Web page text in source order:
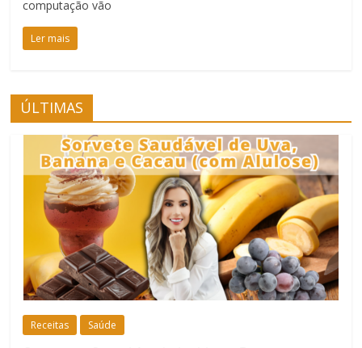
computação vão
Ler mais
ÚLTIMAS
Receitas Saúde